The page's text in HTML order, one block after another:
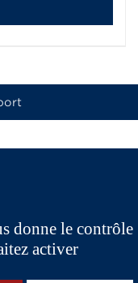
donne le contrôle
activer